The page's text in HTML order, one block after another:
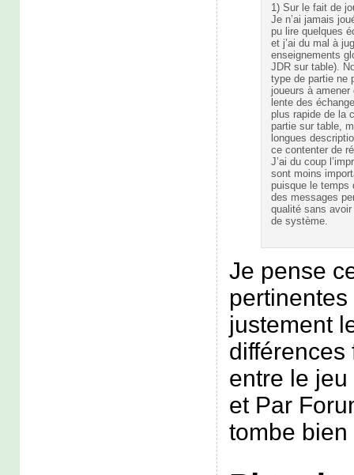
1) Sur le fait de
Je n’ai jamais
pu lire quelques
et j’ai du mal à
enseignements
JDR sur table).
type de partie ne
joueurs à
lente des
plus rapide de la
partie sur table,
longues
ce contenter de
J’ai du coup
sont moins
puisque le temps
des messages
qualité sans
de système.
Je pense
justement
différences
entre le jeu
et Par
tombe bien